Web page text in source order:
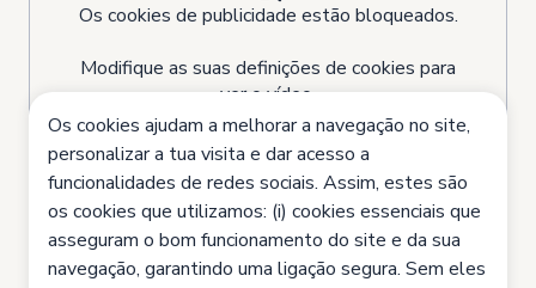
Os cookies de publicidade estão bloqueados.
Modifique as suas definições de cookies para
ver o vídeo.
Job Offers
Temos144 ofertaspara si
Os cookies ajudam a melhorar a navegação no site,
personalizar a tua visita e dar acesso a
funcionalidades de redes sociais. Assim, estes são
os cookies que utilizamos: (i) cookies essenciais que
asseguram o bom funcionamento do site e da sua
navegação, garantindo uma ligação segura. Sem eles